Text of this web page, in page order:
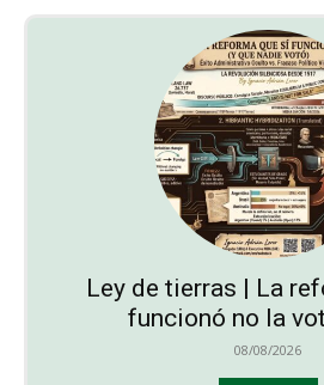
Ley de tierras | La
funcionó no la
08/08/2026